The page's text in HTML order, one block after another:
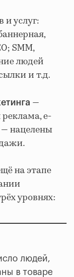
услуг:
SMM,
людей
и т.д.
—
e-
нацелены
на этапе
уровнях:
людей,
в товаре